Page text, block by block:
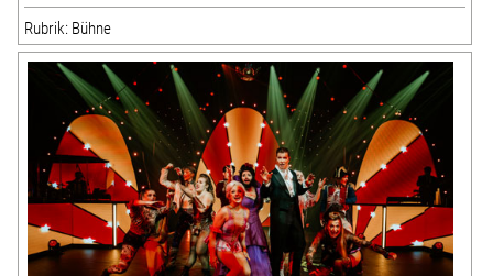
Rubrik: Bühne